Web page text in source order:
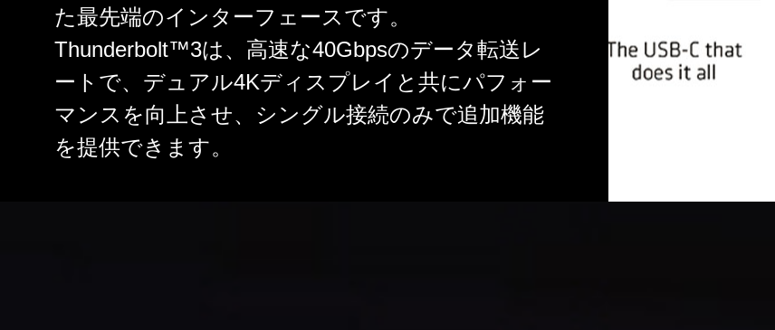
た最先端のインターフェースです。
Thunderbolt™3は、高速な40Gbpsのデータ転送レ
ートで、デュアル4Kディスプレイと共にパフォー
マンスを向上させ、シングル接続のみで追加機能
を提供できます。